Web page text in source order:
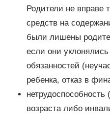
Родители не вправе
средств на
были лишены
если они
обязанностей
ребенка, отказ в
нетрудоспособность
возраста либо